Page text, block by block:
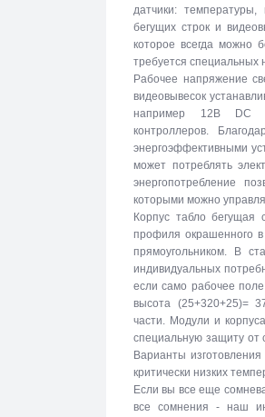
датчики:
бегущих строк и
которое всегда можно
требуется специальных
Рабочее напряжение
видеовывесок
например 12В DC
контроллеров.
энергоэффективными
может потреблять
энергопотребление
которыми можно
Корпус табло бегущая
профиля окрашенного
прямоугольником. В
индивидуальных
если само рабочее
высота (25+320+25)=
части. Модули и
специальную защиту от
Варианты
критически низких
Если вы все еще
все сомнения - наш